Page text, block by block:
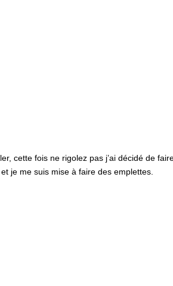
cette fois ne rigolez pas j’ai décidé de
je me suis mise à faire des emplettes.